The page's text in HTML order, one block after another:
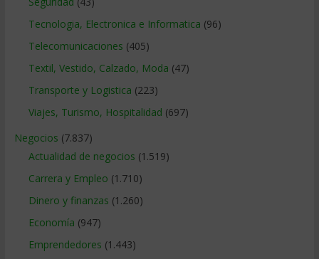
Tecnologia, Electronica e Informatica (96)
Telecomunicaciones (405)
Textil, Vestido, Calzado, Moda (47)
Transporte y Logistica (223)
Viajes, Turismo, Hospitalidad (697)
Negocios (7.837)
Actualidad de negocios (1.519)
Carrera y Empleo (1.710)
Dinero y finanzas (1.260)
Economía (947)
Emprendedores (1.443)